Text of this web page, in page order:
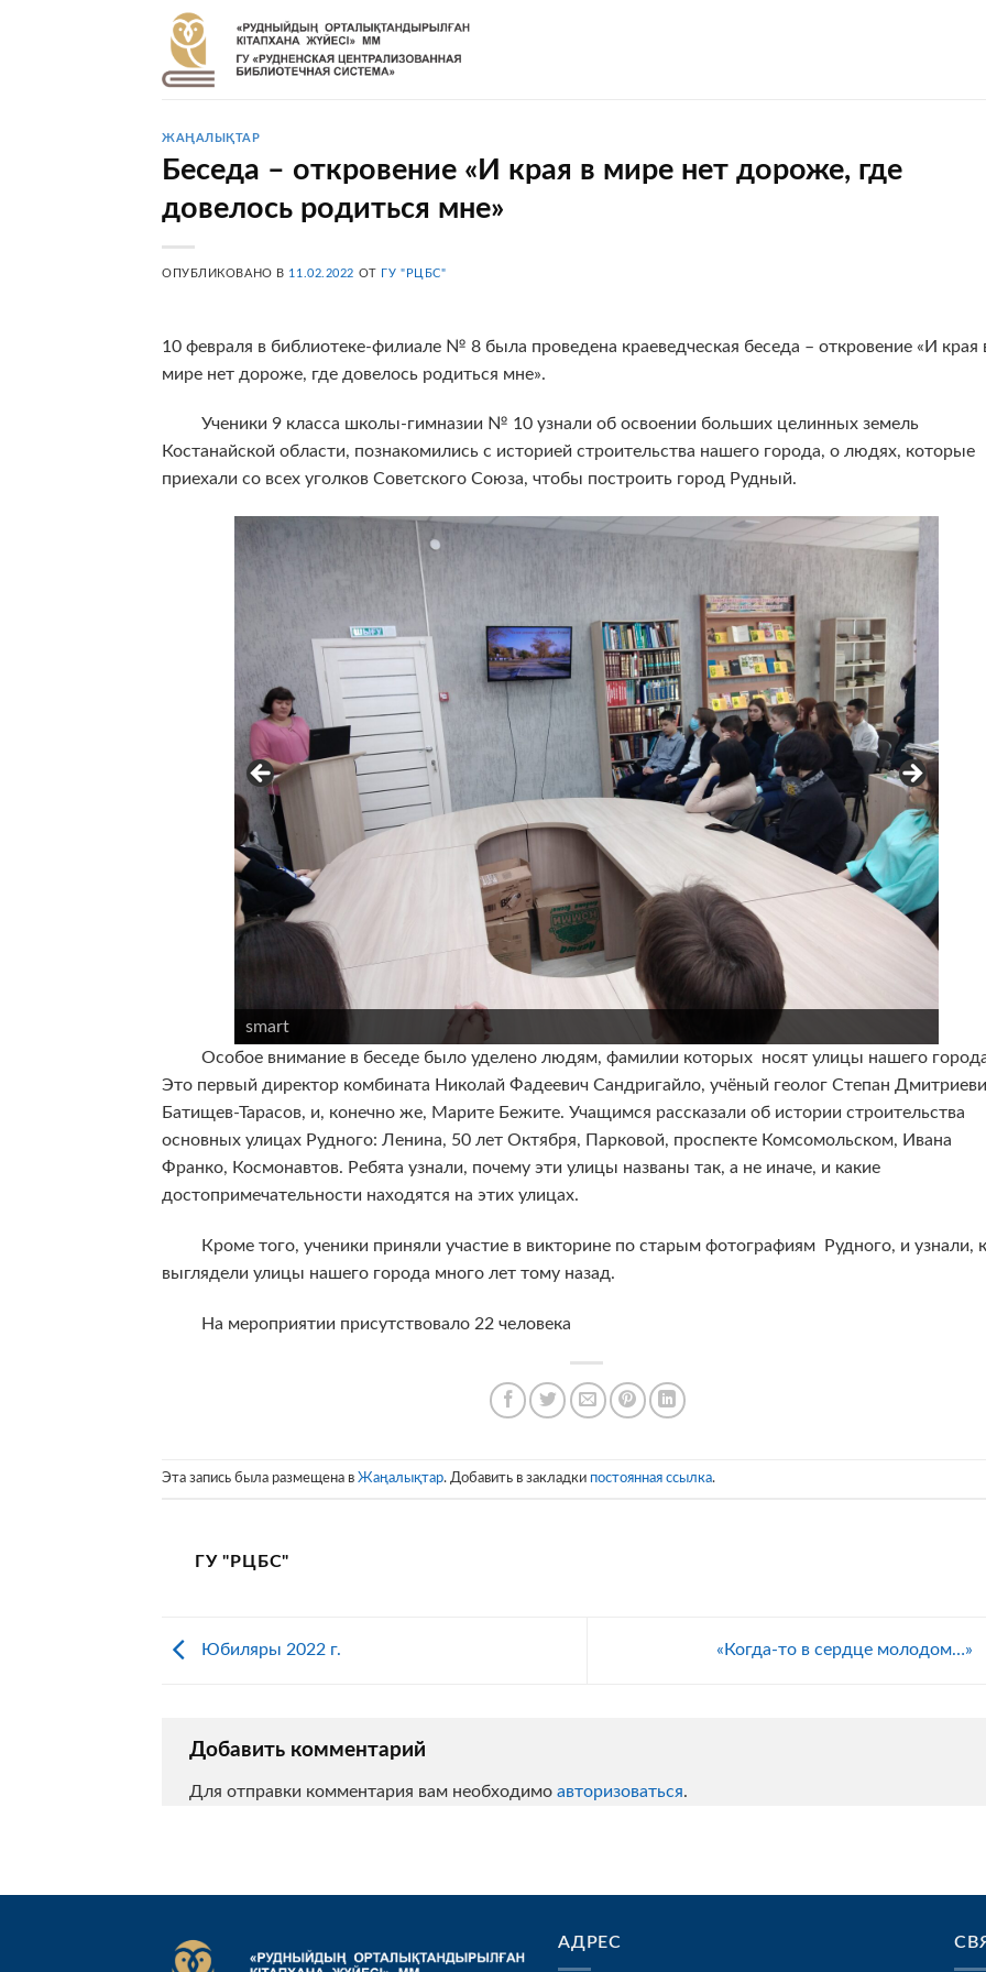
ЖАҢАЛЫҚТАР
Беседа – откровение «И края в мире нет дороже, где
довелось родиться мне»
ОПУБЛИКОВАНО В 11.02.2022 ОТ ГУ "РЦБС"
10 февраля в библиотеке-филиале № 8 была проведена краеведческая беседа – откровение «И края
мире нет дороже, где довелось родиться мне».
Ученики 9 класса школы-гимназии № 10 узнали об освоении больших целинных земель
Костанайской области, познакомились с историей строительства нашего города, о людях, которые
приехали со всех уголков Советского Союза, чтобы построить город Рудный.
smart
Особое внимание в беседе было уделено людям, фамилии которых носят улицы нашего
Это первый директор комбината Николай Фадеевич Сандригайло, учёный геолог Степан
Батищев-Тарасов, и, конечно же, Марите Бежите. Учащимся рассказали об истории строительства
основных улицах Рудного: Ленина, 50 лет Октября, Парковой, проспекте Комсомольском, Ивана
Франко, Космонавтов. Ребята узнали, почему эти улицы названы так, а не иначе, и какие
достопримечательности находятся на этих улицах.
Кроме того, ученики приняли участие в викторине по старым фотографиям Рудного, и узнали,
выглядели улицы нашего города много лет тому назад.
На мероприятии присутствовало 22 человека
Эта запись была размещена в Жаңалықтар. Добавить в закладки постоянная ссылка.
ГУ "РЦБС"
Юбиляры 2022 г. «Когда-то в сердце молодом…»
Добавить комментарий
Для отправки комментария вам необходимо авторизоваться.
АДРЕС